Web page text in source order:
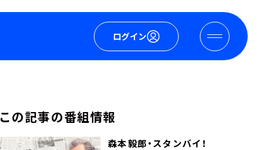
ログイン
この記事の番組情報
森本毅郎・スタンバイ！